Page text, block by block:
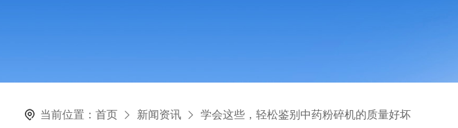
当前位置： 首页 新闻资讯 学会这些，轻松鉴别中药粉碎机的质量好坏